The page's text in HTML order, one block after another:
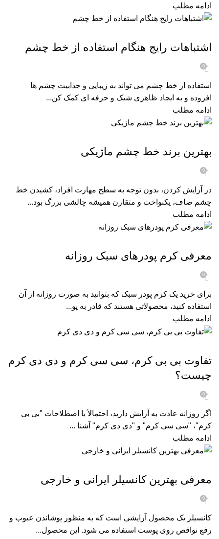
ادامه مطلب
اشتباهات رایج هنگام استفاده از خط چشم
0
استفاده از خط چشم می‌ تواند به زیبایی و جذابیت چشم‌ ها
افزوده و به ایجاد ظاهری شیک و حرفه‌ ای کمک کن...
ادامه مطلب
بهترین برند خط چشم ماژیکی
0
در آرایش کردن، بدون توجه به سطح مهارت افراد، کشیدن خط
چشم صاف، یکنواخت و متقارن همیشه چالشی بزرگ بود...
ادامه مطلب
معرفی کرم پودرهای سبک روزانه
0
برای خرید یک کرم پودر سبک که بتوانید به صورت روزانه از آن
استفاده کنید، محصولاتی هستند که قادر به پو...
ادامه مطلب
تفاوت بی بی کرم، سی سی کرم و دی دی کرم
چیست؟
0
اگر روزانه عادت به آرایش دارید، احتمالاً با اصطلاحات "بی‌ بی
کرم"، "سی‌ سی کرم" و "دی‌ دی کرم" آشنا ...
ادامه مطلب
معرفی بهترین کانسیلر ایرانی و خارجی
0
کانسیلر یک محصول آرایشی است که به منظور پوشاندن عیوب و
رفع نواقص روی پوست استفاده می‌ شود. این محصول...